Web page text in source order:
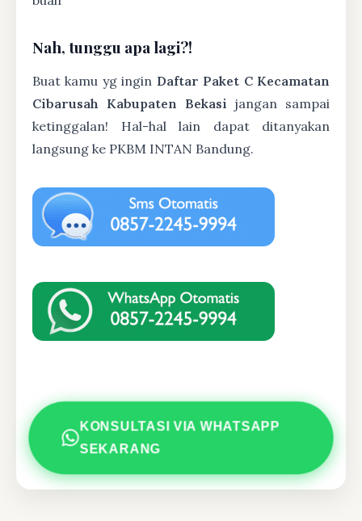
Nah, tunggu apa lagi?!
Buat kamu yg ingin Daftar Paket C Kecamatan
Cibarusah Kabupaten Bekasi jangan sampai
ketinggalan! Hal-hal lain dapat ditanyakan
langsung ke PKBM INTAN Bandung.
KONSULTASI VIA WHATSAPP
SEKARANG